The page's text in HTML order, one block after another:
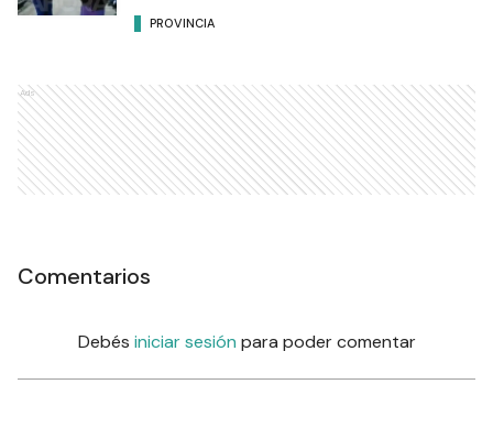
PROVINCIA
Ads
Comentarios
Debés iniciar sesión para poder comentar